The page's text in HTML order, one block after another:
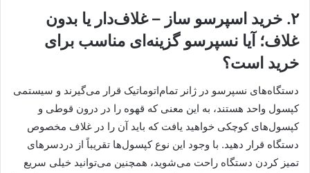
۲. خرید اسپرسو ساز – غلاف‌دار یا بدون
غلاف؛ آیا نسپرسو گزینه‌ای مناسب برای
خرید است؟
دستگاه‌های نسپرسو در ژانر تمام‌اتوماتیک قرار می‌گیرند و سیستمی
کپسول واحد هستند، به این معنی که قهوه را در درون قوطی و
کپسول‌های کوچکی خواهید یافت که باید آن را در غلاف مخصوص
دستگاه قرار دهید. با وجود این نوع کپسول‌ها تقریباً از دردسرهای
تمیز کردن دستگاه راحت‌ می‌شوید، همچنین می‌توانید خیلی سریع